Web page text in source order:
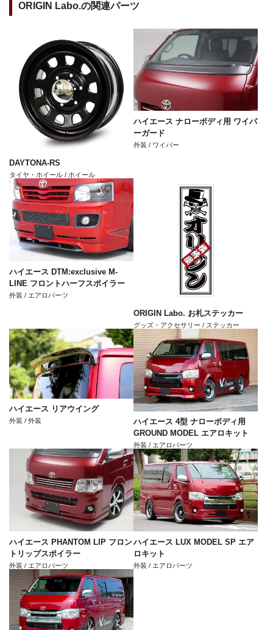
ORIGIN Labo.の関連パーツ
DAYTONA-RS
タイヤ・ホイール / ホイール
ハイエース ナローボディ用 ワイパ
ーガード
外装 / ワイパー
ハイエース DTM:exclusive M-
LINE フロントハーフスポイラー
外装 / エアロパーツ
ORIGIN Labo. お札ステッカー
グッズ・アクセサリー / ステッカー
ハイエース リアウイング
外装 / 外装
ハイエース 4型 ナローボディ用
GROUND MODEL エアロキット
外装 / エアロパーツ
ハイエース PHANTOM LIP フロン
トリップスポイラー
外装 / エアロパーツ
ハイエース LUX MODEL SP エア
ロキット
外装 / エアロパーツ